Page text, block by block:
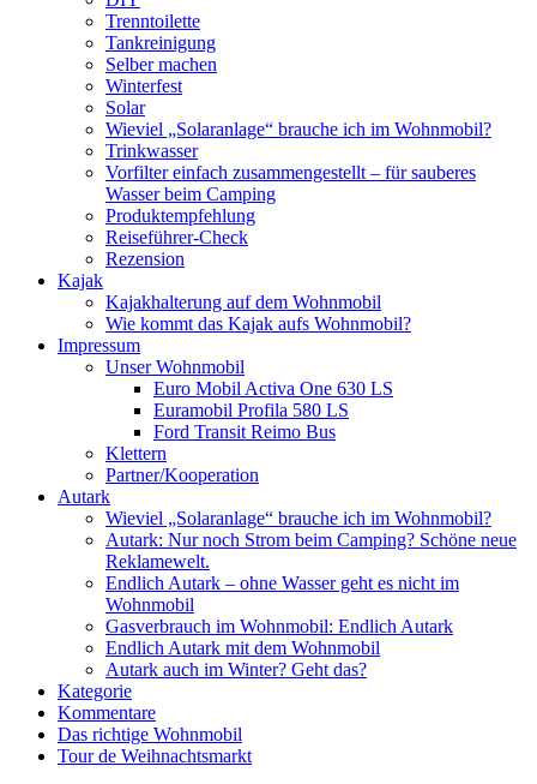
Trenntoilette
Tankreinigung
Selber machen
Winterfest
Solar
Wieviel „Solaranlage“ brauche ich im Wohnmobil?
Trinkwasser
Vorfilter einfach zusammengestellt – für sauberes
Wasser beim Camping
Produktempfehlung
Reiseführer-Check
Rezension
Kajak
Kajakhalterung auf dem Wohnmobil
Wie kommt das Kajak aufs Wohnmobil?
Impressum
Unser Wohnmobil
Euro Mobil Activa One 630 LS
Euramobil Profila 580 LS
Ford Transit Reimo Bus
Klettern
Partner/Kooperation
Autark
Wieviel „Solaranlage“ brauche ich im Wohnmobil?
Autark: Nur noch Strom beim Camping? Schöne neue
Reklamewelt.
Endlich Autark – ohne Wasser geht es nicht im
Wohnmobil
Gasverbrauch im Wohnmobil: Endlich Autark
Endlich Autark mit dem Wohnmobil
Autark auch im Winter? Geht das?
Kategorie
Kommentare
Das richtige Wohnmobil
Tour de Weihnachtsmarkt